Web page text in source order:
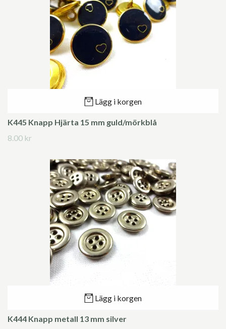
Lägg i korgen
K445 Knapp Hjärta 15 mm guld/mörkblå
8.00 kr
Lägg i korgen
K444 Knapp metall 13 mm silver